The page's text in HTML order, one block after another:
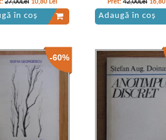
27,00Lei 10,80 Lei
în coș
Pret:42,00Lei 16,80
Adaugă în coș
-60%